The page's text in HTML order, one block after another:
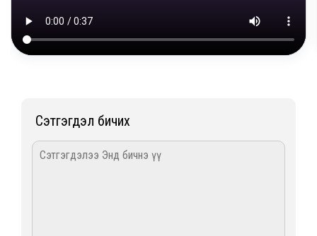
Сэтгэгдэл бичих